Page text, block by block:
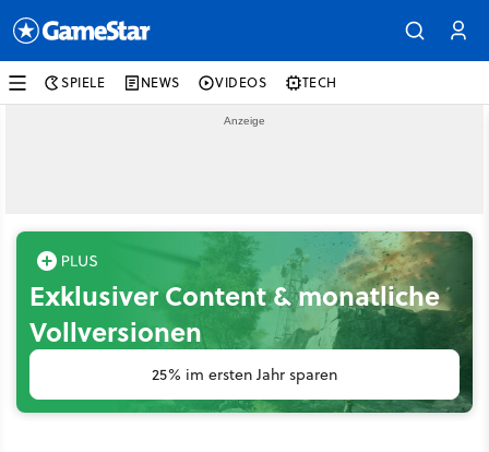
SPIELE NEWS VIDEOS TECH
Exklusiver Content & monatliche
Vollversionen
25% im ersten Jahr sparen